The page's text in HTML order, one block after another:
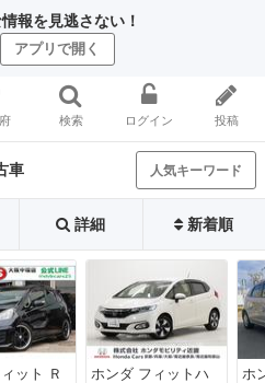
報を見逃さない！
アプリで開く
検索 ログイン 投稿
車 人気キーワード
詳細 新着順
ット Ｒ
ホンダ フィットハ
ホ